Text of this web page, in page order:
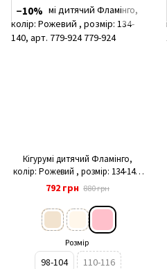
−10%
Кігурумі дитячий Фламінго,
колір: Рожевий , розмір: 134-140,
арт. 779-924
792 грн 880 грн
Розмір
98-104
110-116